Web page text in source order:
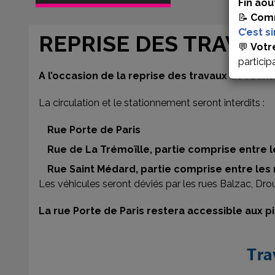
Fin
📝
C’est
💬
REPRISE DES
A l’occasion de la reprise des travaux de
La circulation et le stationnement seront interdits :
Rue Porte de Paris
Rue de La Trémoïlle, partie comprise entre
Rue Saint Médard, partie comprise entre
Les véhicules seront déviés par les rues Balzac,
La rue Porte de Paris restera accessible aux